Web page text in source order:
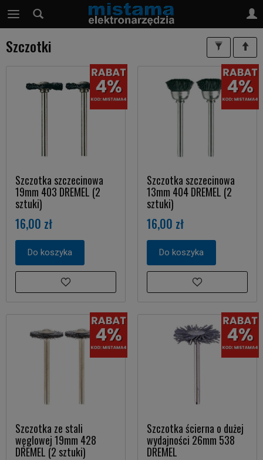
Szczotki
Szczotka szczecinowa
19mm 403 DREMEL (2
sztuki)
16,00 zł
Do koszyka
Szczotka szczecinowa
13mm 404 DREMEL (2
sztuki)
16,00 zł
Do koszyka
Szczotka ze stali
węglowej 19mm 428
DREMEL (2 sztuki)
Szczotka ścierna o dużej
wydajności 26mm 538
DREMEL